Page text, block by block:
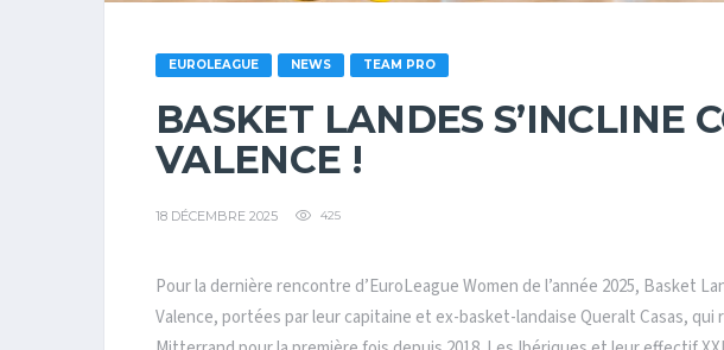
EUROLEAGUE NEWS TEAM PRO
BASKET LANDES S’INCLINE
VALENCE !
18 DÉCEMBRE 2025 425
Pour la dernière rencontre d’EuroLeague Women de l’année 2025, Basket
Valence, portées par leur capitaine et ex-basket-landaise Queralt Casas, qui